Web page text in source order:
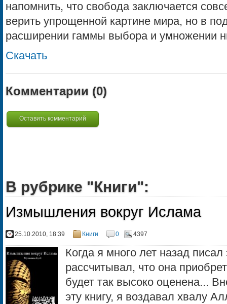
напомнить, что свобода заключается
верить упрощенной картине мира, но в
расширении гаммы выбора и умножении
Скачать
Комментарии (0)
Оставить комментарий
В рубрике "Книги":
Измышления вокруг Ислама
25.10.2010, 18:39 Книги 0 4397
Когда я много лет назад писал
рассчитывал, что она
будет так высоко оценена...
эту книгу, я воздавал хвалу